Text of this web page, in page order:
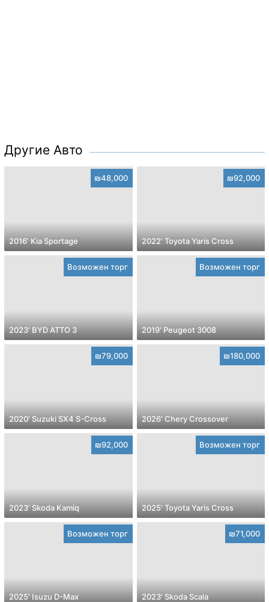
Другие Авто
₪48,000
2016' Kia Sportage
₪92,000
2022' Toyota Yaris Cross
Возможен торг
2023' BYD ATTO 3
Возможен торг
2019' Peugeot 3008
₪79,000
2020' Suzuki SX4 S-Cross
₪180,000
2026' Chery Crossover
₪92,000
2023' Skoda Kamiq
Возможен торг
2025' Toyota Yaris Cross
Возможен торг
2025' Isuzu D-Max
₪71,000
2023' Skoda Scala